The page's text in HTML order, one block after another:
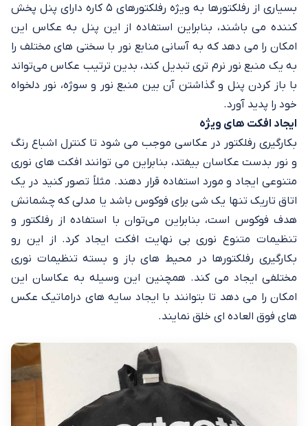
بسیاری از رفلکتورها به ویژه رفلکتورهای ۵ کاره دارای پنل پخش
کننده می باشند، بنابراین استفاده از این پنل به عکاس این
امکان را می دهد که به آسانی منابع نور با سختی های مختلف را
به یک منبع نور نرم تری تبدیل کند، بدین ترتیب عکاس می‌تواند
با باز کردن پنل و گذاشتن آن بین منبع نور و سوژه، نور دلخواه
خود را پدید آورد.
ایجاد افکت های ویژه
بکارگیری رفلکتور در عکاسی موجب می شود تا کنترل اشباع رنگ
و نور بدست عکاسان بیفتد، بنابراین می توانند افکت های نوری
متنوعی ایجاد و مورد استفاده قرار دهند. مثلاً تصور کنید در یک
اتاق تاریک تنها یک شی برای فوکوس باشد یا مدلی که چشمانش
هدف فوکوس است، بنابراین می‌توان با استفاده از رفلکتور و
تنظیمات متنوع نوری بی نهایت افکت ایجاد کرد. از این رو
بکارگیری رفلکتورها در محیط های باز و بسته تنظیمات نوری
مختلفی ایجاد می کند. همچنین این وسیله به عکاسان این
امکان را می دهد تا بتوانند با ایجاد سایه های دراماتیک عکس
های فوق العاده ای خلق نمایند.